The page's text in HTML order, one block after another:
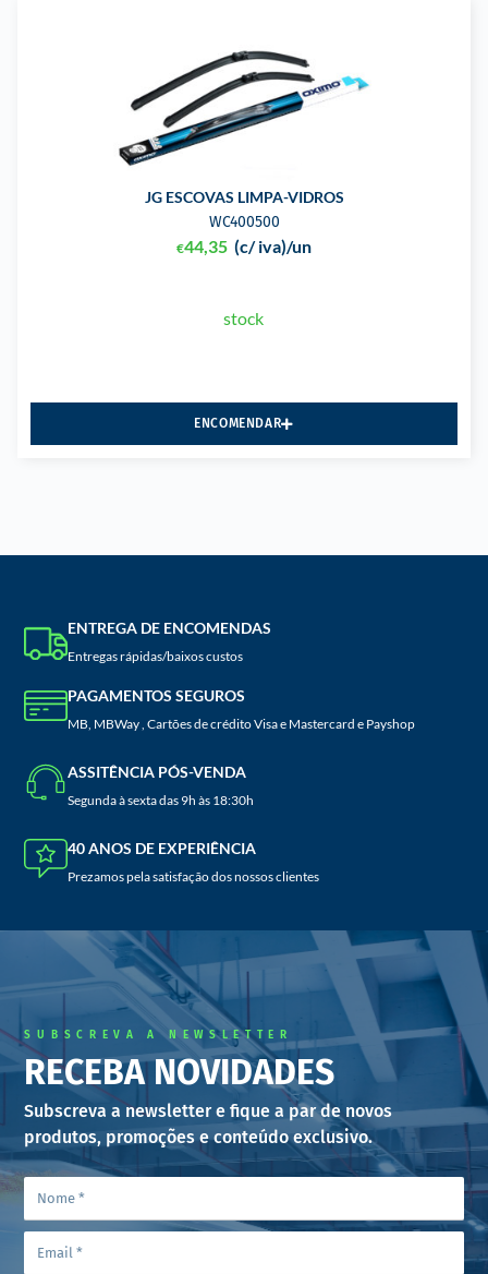
JG ESCOVAS LIMPA-VIDROS
WC400500
€44,35 (c/ iva)/un
stock
ENCOMENDAR
ENTREGA DE ENCOMENDAS
Entregas rápidas/baixos custos
PAGAMENTOS SEGUROS
MB, MBWay , Cartões de crédito Visa e Mastercard e Payshop
ASSITÊNCIA PÓS-VENDA
Segunda à sexta das 9h às 18:30h
40 ANOS DE EXPERIÊNCIA
Prezamos pela satisfação dos nossos clientes
SUBSCREVA A NEWSLETTER
RECEBA NOVIDADES
Subscreva a newsletter e fique a par de novos
produtos, promoções e conteúdo exclusivo.